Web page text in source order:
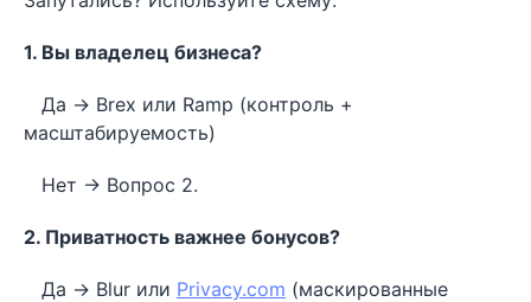
1. Вы владелец бизнеса?
Да → Brex или Ramp (контроль +
масштабируемость)
Нет → Вопрос 2.
2. Приватность важнее бонусов?
Да → Blur или Privacy.com (маскированные